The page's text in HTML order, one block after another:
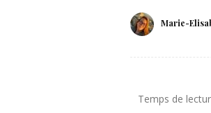
Marie-